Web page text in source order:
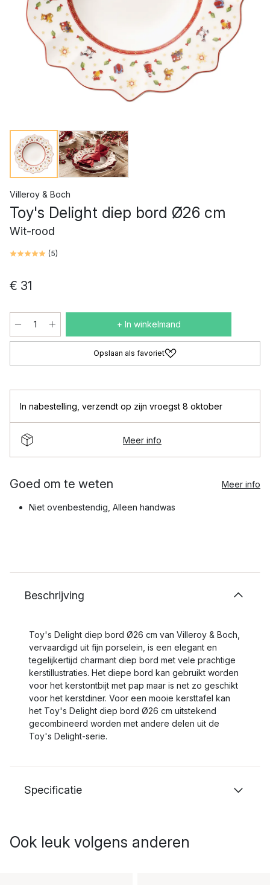
Villeroy & Boch
Toy's Delight diep bord Ø26 cm
Wit-rood
(5)
€ 31
+ In winkelmand
Opslaan als favoriet
In nabestelling verzendt op zijn vroegst 8 oktober
Meer info
Goed om te weten Meer info
Niet ovenbestendig, Alleen handwas
Beschrijving
Toy's Delight diep bord Ø26 cm van Villeroy & Boch,
vervaardigd uit fijn porselein, is een elegant en
tegelijkertijd charmant diep bord met vele prachtige
kerstillustraties. Het diepe bord kan gebruikt worden
voor het kerstontbijt met pap maar is net zo geschikt
voor het kerstdiner. Voor een mooie kersttafel kan
het Toy's Delight diep bord Ø26 cm uitstekend
gecombineerd worden met andere delen uit de
Toy's Delight-serie.
Specificatie
Ook leuk volgens anderen